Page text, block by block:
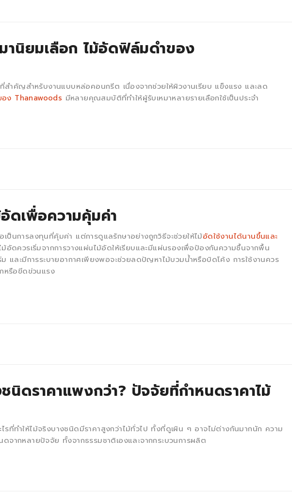
านิยมเลือก ไม้อัดฟิล์มดำของ
ำคัญสำหรับงานแบบหล่อคอนกรีต เนื่องจากช่วยให้ผิวงานเรียบ แข็งแรง และลด
ง Thanawoods มีหลายคุณสมบัติที่ทำให้ผู้รับเหมาหลายรายเลือกใช้เป็นประจำ
ดเพื่อความคุ้มค่า
ป็นการลงทุนที่คุ้มค่า แต่การดูแลรักษาอย่างถูกวิธีจะช่วยให้ไม้อัดใช้งานได้นานขึ้นและ
ม้อัดควรเริ่มจากการวางแผ่นไม้อัดให้เรียบและมีแผ่นรองเพื่อป้องกันความชื้นจากพื้น
และมีการระบายอากาศเพียงพอจะช่วยลดปัญหาไม้บวมน้ำหรือบิดโค้ง การใช้งานควร
หรือขีดข่วนแรง
ชนิดราคาแพงกว่า? ปัจจัยที่กำหนดราคาไม้
รที่ทำให้ไม้จริงบางชนิดมีราคาสูงกว่าไม้ทั่วไป ทั้งที่ดูเผิน ๆ อาจไม่ต่างกันมากนัก ความ
ดจากหลายปัจจัย ทั้งจากธรรมชาติเองและจากกระบวนการผลิต